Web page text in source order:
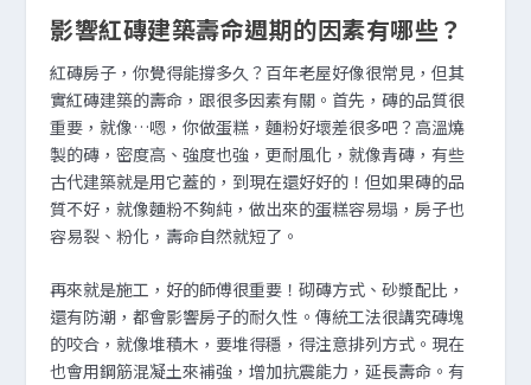
影響紅磚建築壽命週期的因素有哪些？
紅磚房子，你覺得能撐多久？百年老屋好像很常見，但其
實紅磚建築的壽命，跟很多因素有關。首先，磚的品質很
重要，就像…嗯，你做蛋糕，麵粉好壞差很多吧？高溫燒
製的磚，密度高、強度也強，更耐風化，就像青磚，有些
古代建築就是用它蓋的，到現在還好好的！但如果磚的品
質不好，就像麵粉不夠純，做出來的蛋糕容易塌，房子也
容易裂、粉化，壽命自然就短了。
再來就是施工，好的師傅很重要！砌磚方式、砂漿配比，
還有防潮，都會影響房子的耐久性。傳統工法很講究磚塊
的咬合，就像堆積木，要堆得穩，得注意排列方式。現在
也會用鋼筋混凝土來補強，增加抗震能力，延長壽命。有